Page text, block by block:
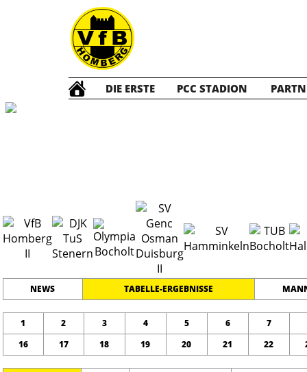
DIE ERSTE PCC STADION
NEWS TABELLE-ERGEBNISSE
1 2 3 4 5 6
7
16
17 18 19 20 21 22